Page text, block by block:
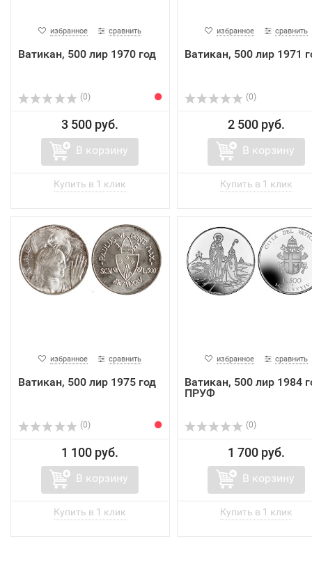
избранное сравнить
Ватикан, 500 лир 1970 год
(0)
3 500 руб.
В корзину
избранное сравнить
Ватикан, 500 лир 1971
(0)
2 500 руб.
В корзину
избранное сравнить
Ватикан, 500 лир 1975 год
(0)
1 100 руб.
В корзину
избранное сравнить
Ватикан, 500 лир 1984
ПРУФ
(0)
1 700 руб.
В корзину